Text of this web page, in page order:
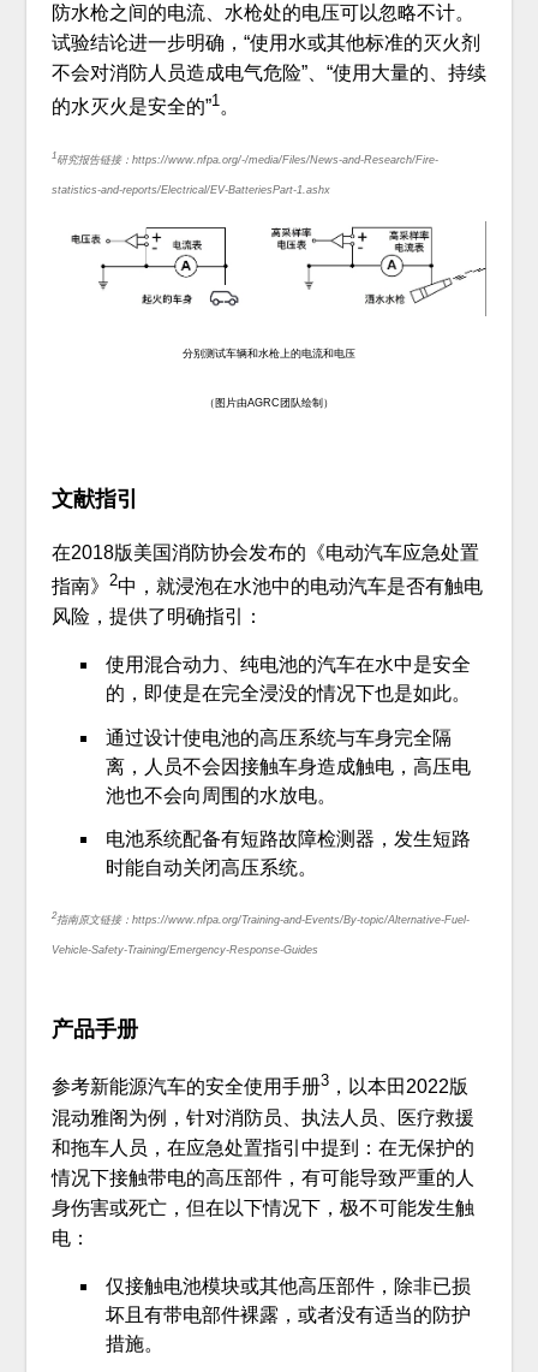
防水枪之间的电流、水枪处的电压可以忽略不计。
试验结论进一步明确，“使用水或其他标准的灭火剂
不会对消防人员造成电气危险”、“使用大量的、持续
的水灭火是安全的”1。
1研究报告链接：https://www.nfpa.org/-/media/Files/News-and-Research/Fire-
statistics-and-reports/Electrical/EV-BatteriesPart-1.ashx
分别测试车辆和水枪上的电流和电压
（图片由AGRC团队绘制）
文献指引
在2018版美国消防协会发布的《电动汽车应急处置
指南》
2中，就浸泡在水池中的电动汽车是否有触电
风险，提供了明确指引：
使用混合动力、纯电池的汽车在水中是安全
的，即使是在完全浸没的情况下也是如此。
通过设计使电池的高压系统与车身完全隔
离，人员不会因接触车身造成触电，高压电
池也不会向周围的水放电。
电池系统配备有短路故障检测器，发生短路
时能自动关闭高压系统。
2指南原文链接：https://www.nfpa.org/Training-and-Events/By-topic/Alternative-Fuel-
Vehicle-Safety-Training/Emergency-Response-Guides
产品手册
参考新能源汽车的安全使用手册3，以本田2022版
混动雅阁为例，针对消防员、执法人员、医疗救援
和拖车人员，在应急处置指引中提到：在无保护的
情况下接触带电的高压部件，有可能导致严重的人
身伤害或死亡，但在以下情况下，极不可能发生触
电：
仅接触电池模块或其他高压部件，除非已损
坏且有带电部件裸露，或者没有适当的防护
措施。